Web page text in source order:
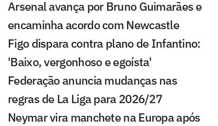
Arsenal avança por Bruno Guimarães e
encaminha acordo com Newcastle
Figo dispara contra plano de Infantino:
'Baixo, vergonhoso e egoísta'
Federação anuncia mudanças nas
regras de La Liga para 2026/27
Neymar vira manchete na Europa após